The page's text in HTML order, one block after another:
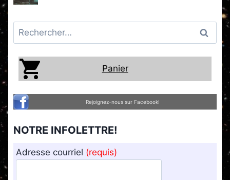
Rechercher :
Panier
Rejoignez-nous sur Facebook!
NOTRE INFOLETTRE!
Adresse courriel (requis)